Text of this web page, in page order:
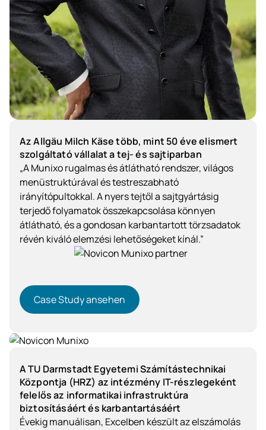
Az Allgäu Milch Käse több, mint 50 éve elismert
szolgáltató vállalat a tej- és sajtiparban
„A Munixo rugalmas és átlátható rendszer, világos
menüstruktúrával és testreszabható
irányítópultokkal. A nyers tejtől a sajtgyártásig
terjedő folyamatok összekapcsolása könnyen
átlátható, és a gondosan karbantartott törzsadatok
révén kiváló elemzési lehetőségeket kínál.”
Case Study ansehen
Élelmiszeripar
A TU Darmstadt Egyetemi Számítástechnikai
Központja (HRZ) az intézmény IT-részlegeként
felelős az informatikai infrastruktúra
biztosításáért és karbantartásáért
Évekig manuálisan, Excelben készült az elszámolás